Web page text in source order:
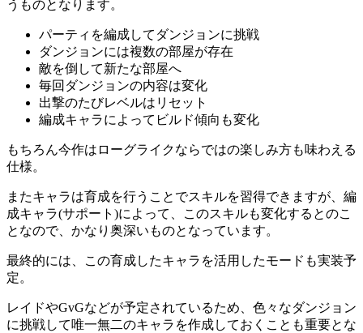
うものとなります。
パーティを編成してダンジョンに挑戦
ダンジョンには複数の部屋が存在
敵を倒して新たな部屋へ
毎回ダンジョンの内容は変化
出撃のたびレベルはリセット
編成キャラによってビルド傾向も変化
もちろん今作はローグライクならではの楽しみ方も味わえる
仕様。
またキャラは育成を行うことでスキルを習得できますが、編
成キャラ(サポート)によって、このスキルも変化する とのこ
となので、かなり奥深いものとなっています。
最終的には、この育成したキャラを活用したモードも実装予
定。
レイドやGvGなどが予定されているため、色々なダンジョン
に挑戦して唯一無二のキャラを作成しておくことも重要とな